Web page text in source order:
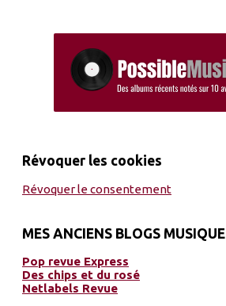
Révoquer les cookies
Révoquer le consentement
MES ANCIENS BLOGS MUSIQUE
Pop revue Express
Des chips et du rosé
Netlabels Revue